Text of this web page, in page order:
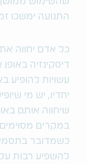
התנועה ימשכו
כל אדם יחווה
דיסקינזיה
עשויות להופיע
יחדיו, יש מי
שיחווה אותם
במקרים
כשמדובר
להשפיע רבות